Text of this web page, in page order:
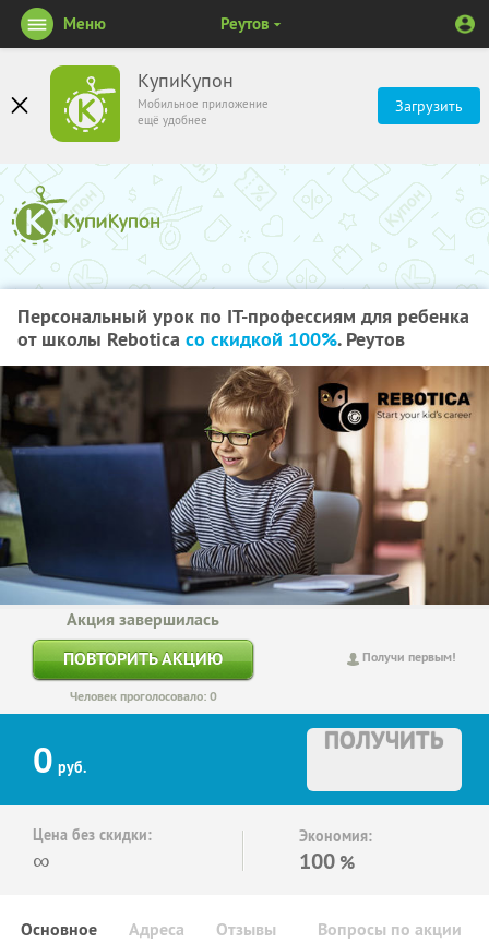
КупиКупон
Мобильное приложение
ещё удобнее
Загрузить
Меню Реутов
Персональный урок по IT-профессиям для ребенка
от школы Rebotica со скидкой 100%. Реутов
Получи первым!
Акция завершилась
ПОВТОРИТЬ АКЦИЮ
Человек проголосовало: 0
0 руб.
ПОЛУЧИТЬ
Цена без скидки:
∞
Экономия:
100 %
Основное Отзывы Вопросы по акции
Адреса